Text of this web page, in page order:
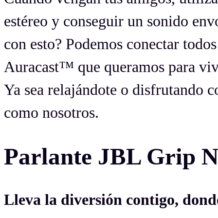
estéreo y conseguir un sonido
con esto? Podemos conectar
Auracast™ que queramos para
Ya sea relajándote o disfrutando
como nosotros.
Parlante JBL Grip
Lleva la diversión contigo,